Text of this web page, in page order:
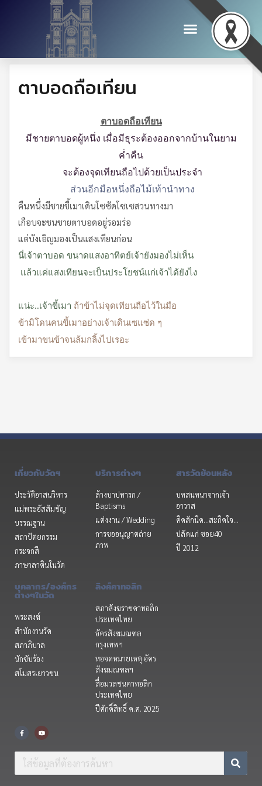
ตาบอดถือเทียน
ตาบอดถือเทียน
มีชายตาบอดผู้หนึ่ง เมื่อมีธุระต้องออกจากบ้านในยาม
ค่ำคืน
จะต้องจุดเทียนถือไปด้วยเป็นประจำ
ส่วนอีกมือหนึ่งถือไม้เท้านำทาง
คืนหนึ่งมีชายขี้เมาเดินโซซัดโซเซสวนทางมา
เกือบจะชนชายตาบอดอยู่รอมร่อ
แต่บังเอิญมองเป็นแสงเทียนก่อน
นี่เจ้าตาบอด ขนาดแสงอาทิตย์เจ้ายังมองไม่เห็น
แล้วแค่แสงเทียนจะเป็นประโยชน์แก่เจ้าได้ยังไง
แน่ะ..เจ้าขี้เมา ถ้าข้าไม่จุดเทียนถือไว้ในมือ
ข้ามิโดนคนขี้เมาอย่างเจ้าเดินเซแซ่ด ๆ
เข้ามาขนข้าจนล้มกลิ้งไปเรอะ
เกี่ยวกับวัดฯ
ประวัติอาสนวิหาร
แม่พระอัสสัมชัญ
บรรณฐาน
สถาปัตยกรรม
กระจกสี
ภาษาลาตินในวัด
บริการต่างๆ
ล้างบาปทารก /
Baptisms
แต่งงาน / Wedding
การขออนุญาตถ่าย
ภาพ
สารวัดย้อนหลัง
บทสนทนาจากเจ้า
อาวาส
คิดสักนิด...สะกิดใจ...
ปลัดแก่ ซอย40
ปี 2012
บุคลากร/องค์กร
ต่างๆในวัด
พระสงฆ์
สำนักงานวัด
สภาภิบาล
นักขับร้อง
สโมสรเยาวชน
ลิงค์คาทอลิก
สภาสังฆราชคาทอลิก
ประเทศไทย
อัครสังฆมณฑล
กรุงเทพฯ
หอจดหมายเหตุ อัคร
สังฆมณฑลฯ
สื่อมวลชนคาทอลิก
ประเทศไทย
ปีศักดิ์สิทธิ์ ค.ศ. 2025